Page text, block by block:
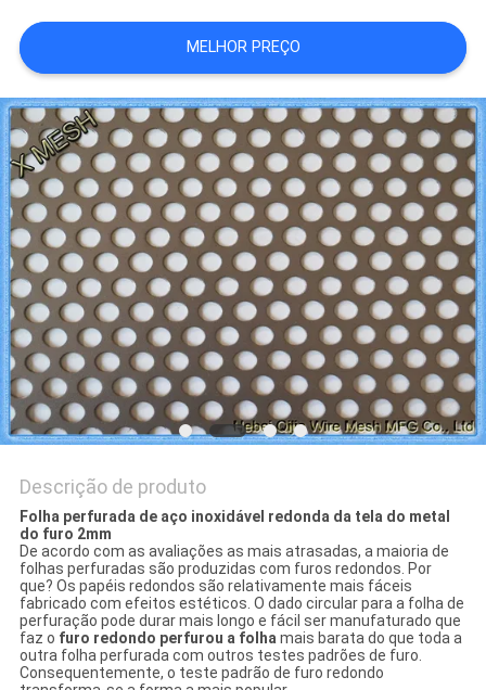
MAPA
DO
SITE
PRIVACY
POLICY
MELHOR PREÇO
Descrição de produto
Folha perfurada de aço inoxidável redonda da tela do metal
do furo 2mm
De acordo com as avaliações as mais atrasadas, a maioria de
folhas perfuradas são produzidas com furos redondos. Por
que? Os papéis redondos são relativamente mais fáceis
fabricado com efeitos estéticos. O dado circular para a folha de
perfuração pode durar mais longo e fácil ser manufaturado que
faz o furo redondo perfurou a folhamais barata do que toda a
outra folha perfurada com outros testes padrões de furo.
Consequentemente, o teste padrão de furo redondo